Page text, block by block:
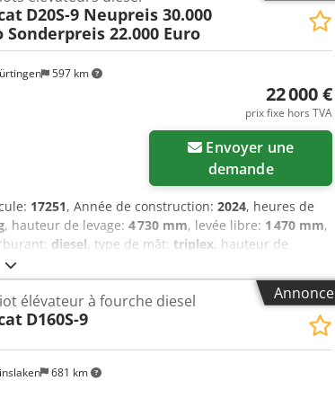
intérieur, rétroviseur extérieur, gyrophare,
597 km
D20S-9 Neupreis 30.000
Sonderpreis 22.000 Euro
22 000 €
prix fixe hors TVA
demande
17251, Année de construction: 2024, heures de
, hauteur de levage: 4 730 mm, levée libre: 1 470 mm,
diesel, type de mât: triplex, hauteur de
mm
Dcsdpfxozr Db Hs Ankok Numéro de série : FDA2A-
Annonce
681 km
élévateur à fourche diesel
D160S-9